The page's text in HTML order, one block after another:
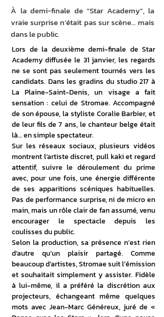
Lors de la deuxième demi-finale de Star
Academy diffusée le 31 janvier, les regards
ne se sont pas seulement tournés vers les
candidats. Dans les gradins du studio 217 à
La Plaine-Saint-Denis, un visage a fait
sensation : celui de Stromae. Accompagné
de son épouse, la styliste Coralie Barbier, et
de leur fils de 7 ans, le chanteur belge était
là… en simple spectateur.
Sur les réseaux sociaux, plusieurs vidéos
montrent l’artiste discret, pull kaki et regard
attentif, suivre le déroulement du prime
avec, pour une fois, une énergie différente
de ses apparitions scéniques habituelles.
Pas de performance surprise, ni de micro en
main, mais un rôle clair de fan assumé, venu
encourager le spectacle depuis les
coulisses du public.
Selon la production, sa présence n’est rien
d’autre qu’un plaisir partagé. Comme
beaucoup d’artistes, Stromae suit l’émission
et souhaitait simplement y assister. Fidèle
à lui-même, il a préféré la discrétion aux
projecteurs, échangeant même quelques
mots avec Jean-Marc Généreux, juré de «
À la demi-finale de “Star Academy”, la
vraie surprise n’était pas sur scène… mais
dans le public.